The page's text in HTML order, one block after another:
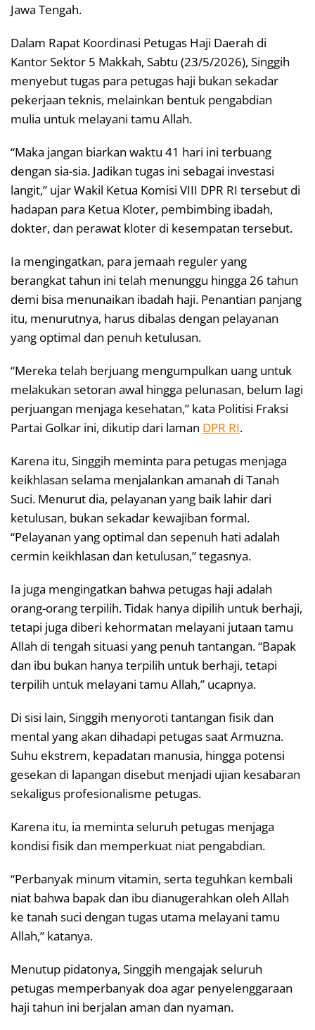
Jawa Tengah.
Dalam Rapat Koordinasi Petugas Haji Daerah di
Kantor Sektor 5 Makkah, Sabtu (23/5/2026), Singgih
menyebut tugas para petugas haji bukan sekadar
pekerjaan teknis, melainkan bentuk pengabdian
mulia untuk melayani tamu Allah.
“Maka jangan biarkan waktu 41 hari ini terbuang
dengan sia-sia. Jadikan tugas ini sebagai investasi
langit,” ujar Wakil Ketua Komisi VIII DPR RI tersebut di
hadapan para Ketua Kloter, pembimbing ibadah,
dokter, dan perawat kloter di kesempatan tersebut.
Ia mengingatkan, para jemaah reguler yang
berangkat tahun ini telah menunggu hingga 26 tahun
demi bisa menunaikan ibadah haji. Penantian panjang
itu, menurutnya, harus dibalas dengan pelayanan
yang optimal dan penuh ketulusan.
“Mereka telah berjuang mengumpulkan uang untuk
melakukan setoran awal hingga pelunasan, belum lagi
perjuangan menjaga kesehatan,” kata Politisi Fraksi
Partai Golkar ini, dikutip dari laman DPR RI.
Karena itu, Singgih meminta para petugas menjaga
keikhlasan selama menjalankan amanah di Tanah
Suci. Menurut dia, pelayanan yang baik lahir dari
ketulusan, bukan sekadar kewajiban formal.
“Pelayanan yang optimal dan sepenuh hati adalah
cermin keikhlasan dan ketulusan,” tegasnya.
Ia juga mengingatkan bahwa petugas haji adalah
orang-orang terpilih. Tidak hanya dipilih untuk berhaji,
tetapi juga diberi kehormatan melayani jutaan tamu
Allah di tengah situasi yang penuh tantangan. “Bapak
dan ibu bukan hanya terpilih untuk berhaji, tetapi
terpilih untuk melayani tamu Allah,” ucapnya.
Di sisi lain, Singgih menyoroti tantangan fisik dan
mental yang akan dihadapi petugas saat Armuzna.
Suhu ekstrem, kepadatan manusia, hingga potensi
gesekan di lapangan disebut menjadi ujian kesabaran
sekaligus profesionalisme petugas.
Karena itu, ia meminta seluruh petugas menjaga
kondisi fisik dan memperkuat niat pengabdian.
“Perbanyak minum vitamin, serta teguhkan kembali
niat bahwa bapak dan ibu dianugerahkan oleh Allah
ke tanah suci dengan tugas utama melayani tamu
Allah,” katanya.
Menutup pidatonya, Singgih mengajak seluruh
petugas memperbanyak doa agar penyelenggaraan
haji tahun ini berjalan aman dan nyaman.